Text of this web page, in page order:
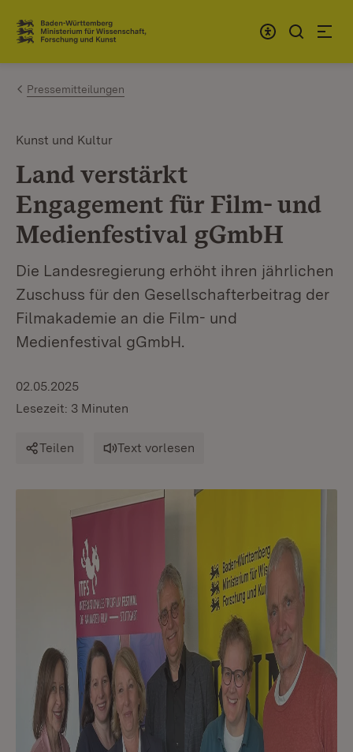
Zum Inhalt springen
Link zur Startseite
Pressemitteilungen
Kunst und Kultur
Land verstärkt
Engagement für Film- und
Medienfestival gGmbH
Die Landesregierung erhöht ihren jährlichen
Zuschuss für den Gesellschafterbeitrag der
Filmakademie an die Film- und
Medienfestival gGmbH.
02.05.2025
Lesezeit: 3 Minuten
Teilen Text vorlesen